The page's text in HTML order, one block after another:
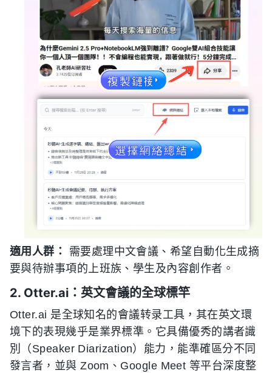
適用人群：
需要處理中文會議、希望自動化生成摘
要與待辦事項的上班族、學生及內容創作者。
2. Otter.ai：英文會議的全球標竿
Otter.ai 是全球知名的會議转录工具，其在英文環
境下的表現幾乎是業界標準。它具備優秀的講者識
別（Speaker Diarization）能力，能準確區分不同
發言者，並與 Zoom、Google Meet 等平台深度整